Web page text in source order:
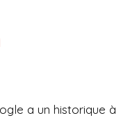
a un historique à